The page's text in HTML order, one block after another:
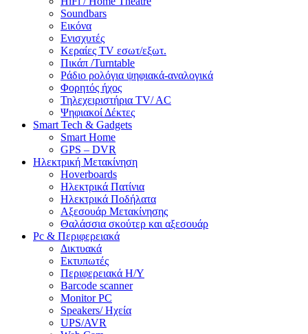
Soundbars
Εικόνα
Ενισχυτές
Κεραίες TV εσωτ/εξωτ.
Πικάπ /Turntable
Ράδιο ρολόγια ψηφιακά-αναλογικά
Φορητός ήχος
Τηλεχειριστήρια TV/ AC
Ψηφιακοί Δέκτες
Smart Tech & Gadgets
Smart Home
GPS – DVR
Ηλεκτρική Μετακίνηση
Hoverboards
Ηλεκτρικά Πατίνια
Ηλεκτρικά Ποδήλατα
Αξεσουάρ Μετακίνησης
Θαλάσσια σκούτερ και αξεσουάρ
Pc & Περιφερειακά
Δικτυακά
Εκτυπωτές
Περιφερειακά Η/Υ
Barcode scanner
Monitor PC
Speakers/ Ηχεία
UPS/AVR